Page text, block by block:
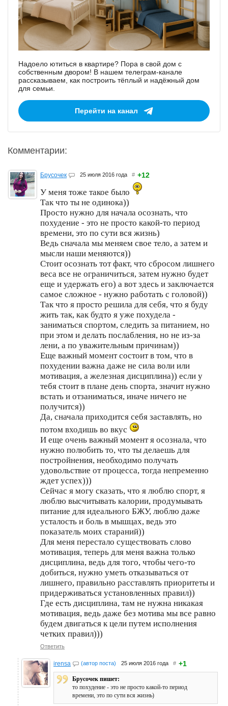
Надоело ютиться в квартире? Пора в свой дом с
собственным двором! В нашем телеграм-канале
рассказываем, как построить тёплый и надёжный дом
для семьи.
Перейти на канал
Комментарии:
Брусочек 25 июля 2016 года # +12
У меня тоже такое было
Так что ты не одинока))
Просто нужно для начала осознать, что
похудение - это не просто какой-то период
времени, это по сути вся жизнь)
Ведь сначала мы меняем свое тело, а затем и
мысли наши меняются))
Стоит осознать тот факт, что сбросом лишнего
веса все не ограничиться, затем нужно будет
еще и удержать его) а вот здесь и заключается
самое сложное - нужно работать с головой))
Так что я просто решила для себя, что я буду
жить так, как будто я уже похудела -
заниматься спортом, следить за питанием, но
при этом и делать послабления, но не из-за
лени, а по уважительным причинам))
Еще важный момент состоит в том, что в
похудении важна даже не сила воли или
мотивация, а железная дисциплина)) если у
тебя стоит в плане день спорта, значит нужно
встать и отзаниматься, иначе ничего не
получится))
Да, сначала приходится себя заставлять, но
потом входишь во вкус
И еще очень важный момент я осознала, что
нужно полюбить то, что ты делаешь для
постройнения, необходимо получать
удовольствие от процесса, тогда непременно
ждет успех)))
Сейчас я могу сказать, что я люблю спорт, я
люблю высчитывать калории, продумывать
питание для идеального БЖУ, люблю даже
усталость и боль в мышцах, ведь это
показатель моих стараний))
Для меня перестало существовать слово
мотивация, теперь для меня важна только
дисциплина, ведь для того, чтобы чего-то
добиться, нужно уметь отказываться от
лишнего, правильно расставлять приоритеты и
придерживаться установленных правил))
Где есть дисциплина, там не нужна никакая
мотивация, ведь даже без мотива мы все равно
будем двигаться к цели путем исполнения
четких правил)))
Ответить
irensa (автор поста) 25 июля 2016 года # +1
Брусочек пишет:
то похудение - это не просто какой-то период
времени, это по сути вся жизнь)